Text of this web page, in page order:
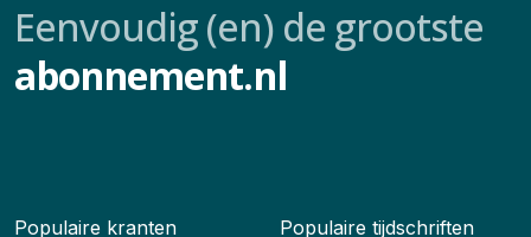
Eenvoudig (en) de grootste
abonnement.nl
Populaire kranten Populaire tijdschriften